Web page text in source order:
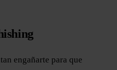
engañarte para que